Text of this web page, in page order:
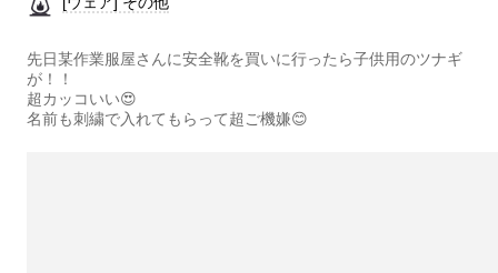
先日某作業服屋さんに安全靴を買いに行ったら子供用のツナギ
が！！
超カッコいい😍
名前も刺繍で入れてもらって超ご機嫌😊